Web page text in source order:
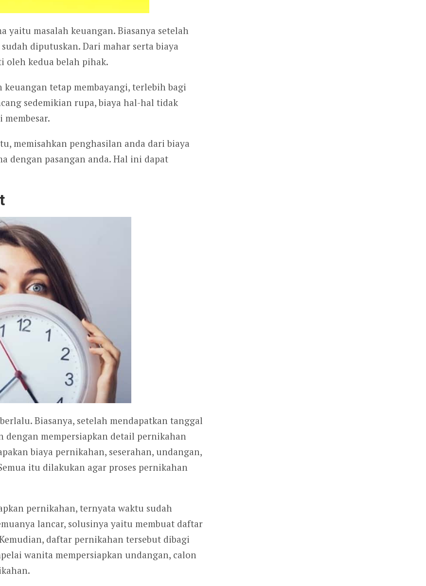
yaitu masalah keuangan. Biasanya setelah
diputuskan. Dari mahar serta biaya
oleh kedua belah pihak.
tetap membayangi, terlebih bagi
sedemikian rupa, biaya hal-hal tidak
membesar.
memisahkan penghasilan anda dari biaya
dengan pasangan anda. Hal ini dapat
Biasanya, setelah mendapatkan tanggal
dengan mempersiapkan detail pernikahan
biaya pernikahan, seserahan, undangan,
itu dilakukan agar proses pernikahan
pernikahan, ternyata waktu sudah
lancar, solusinya yaitu membuat daftar
daftar pernikahan tersebut dibagi
wanita mempersiapkan undangan, calon